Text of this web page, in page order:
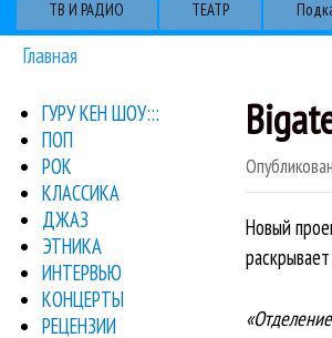
ТВ И РАДИО
ТЕАТР
Вы здесь
Главная
Новый
ГУРУ КЕН ШОУ:::
ПОП
РОК
КЛАССИКА
ДЖАЗ
ЭТНИКА
ИНТЕРВЬЮ
КОНЦЕРТЫ
РЕЦЕНЗИИ